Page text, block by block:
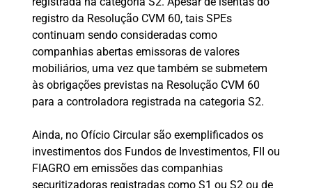
registro da Resolução CVM 60, tais SPEs
continuam sendo consideradas como
companhias abertas emissoras de valores
mobiliários, uma vez que também se submetem
às obrigações previstas na Resolução CVM 60
para a controladora registrada na categoria S2.
Ainda, no Ofício Circular são exemplificados os
investimentos dos Fundos de Investimentos, FII ou
FIAGRO em emissões das companhias
securitizadoras registradas como S1 ou S2 ou de